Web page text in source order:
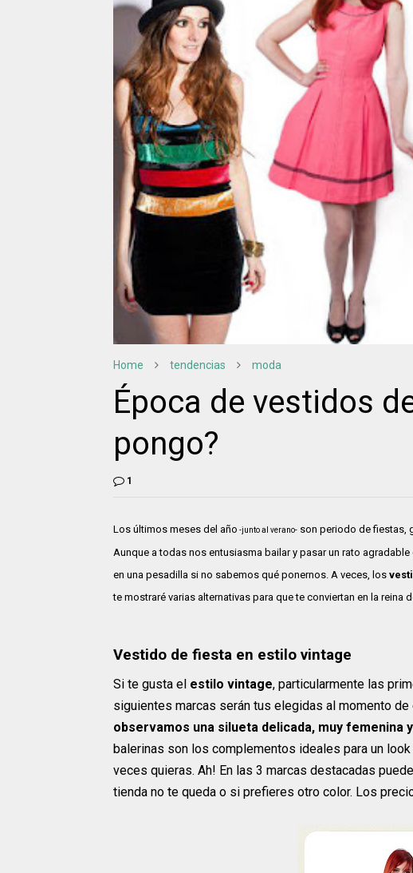
Home tendencias moda
Época de vestidos
pongo?
1
Los últimos meses del año -junto al verano- son periodo de fiestas,
Aunque a todas nos entusiasma bailar y pasar un rato
en una pesadilla si no sabemos qué ponernos. A veces, los
te mostraré varias alternativas para que te conviertan en la reina
Vestido de fiesta en estilo vintage
Si te gusta el estilo vintage, particularmente las
siguientes marcas serán tus elegidas al momento
observamos una silueta delicada, muy femenina
balerinas son los complementos ideales para un
veces quieras. Ah! En las 3 marcas destacadas
tienda no te queda o si prefieres otro color. Los